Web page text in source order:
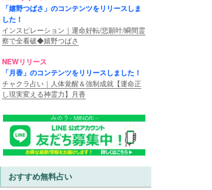
「嬉野つばさ」のコンテンツをリリースしま
した！
インスピレーション｜運命好転/悲願叶/瞬間霊
察で全看破◆嬉野つばさ
NEWリリース
「月香」のコンテンツをリリースしました！
チャクラ占い｜人体覚醒＆強制成就【運命正
し現実変える神霊力】月香
おすすめ無料占い